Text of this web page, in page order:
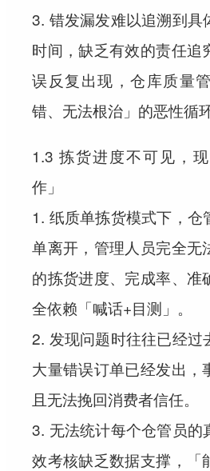
3. 错发漏发难以追溯到具
时间，缺乏有效的责任追
误反复出现，仓库质量
错、无法根治」的恶性循环
1.3 拣货进度不可见，
作」
1. 纸质单拣货模式下，仓
单离开，管理人员完全无
的拣货进度、完成率、准
全依赖「喊话+目测」。
2. 发现问题时往往已经过
大量错误订单已经发出，
且无法挽回消费者信任。
3. 无法统计每个仓管员的
效考核缺乏数据支撑，「